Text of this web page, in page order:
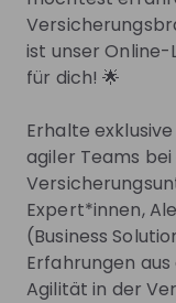
Get in First.
Get tailored
Sign up now!
Mentors
ist unser
für dich! 🌟
Erhalte
agiler Teams
Expert*innen,
(Business
Erfahrungen aus
Agilität in der